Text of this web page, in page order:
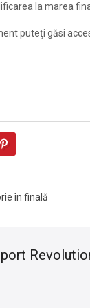
la marea
puteţi găsi
în finală